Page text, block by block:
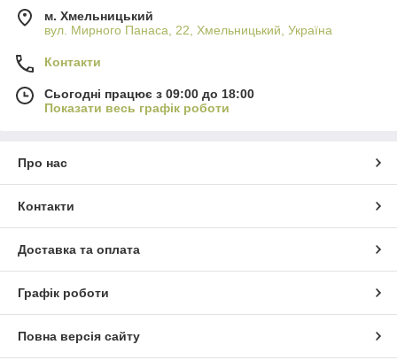
м. Хмельницький
вул. Мирного Панаса, 22, Хмельницький, Україна
Контакти
Сьогодні працює з 09:00 до 18:00
Показати весь графік роботи
Про нас
Контакти
Доставка та оплата
Графік роботи
Повна версія сайту